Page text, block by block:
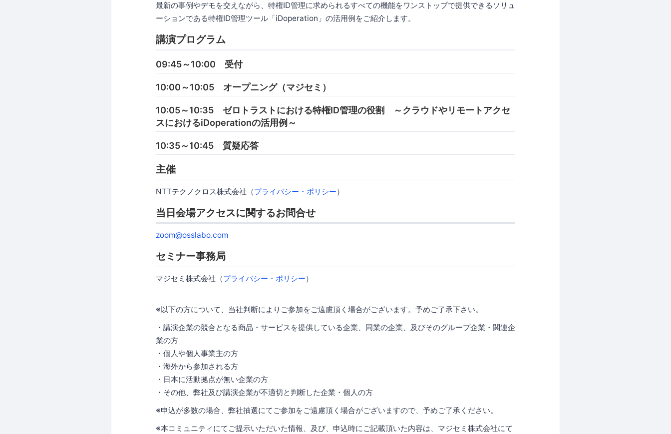
最新の事例やデモを交えながら、特権ID管理に求められるすべての機能をワンストップで提供できるソリュ
ーションである特権ID管理ツール「iDoperation」の活用例をご紹介します。
講演プログラム
09:45～10:00 受付
10:00～10:05 オープニング（マジセミ）
10:05～10:35 ゼロトラストにおける特権ID管理の役割 ～クラウドやリモートアクセ
スにおけるiDoperationの活用例～
10:35～10:45 質疑応答
主催
NTTテクノクロス株式会社（プライバシー・ポリシー）
当日会場アクセスに関するお問合せ
zoom@osslabo.com
セミナー事務局
マジセミ株式会社（プライバシー・ポリシー）
※以下の方について、当社判断によりご参加をご遠慮頂く場合がございます。予めご了承下さい。
・講演企業の競合となる商品・サービスを提供している企業、同業の企業、及びそのグループ企業・関連企
業の方
・個人や個人事業主の方
・海外から参加される方
・日本に活動拠点が無い企業の方
・その他、弊社及び講演企業が不適切と判断した企業・個人の方
※申込が多数の場合、弊社抽選にてご参加をご遠慮頂く場合がございますので、予めご了承ください。
※本コミュニティにてご提示いただいた情報、及び、申込時にご記載頂いた内容は、マジセミ株式会社にて